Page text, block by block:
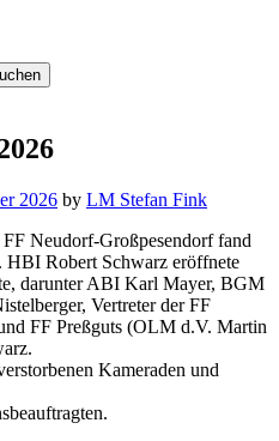
2026 by LM Stefan Fink
Neudorf-Großpesendorf fand
HBI Robert Schwarz eröffnete
darunter ABI Karl Mayer, BGM
Vertreter der FF
FF Preßguts (OLM d.V. Martin
Kameraden und